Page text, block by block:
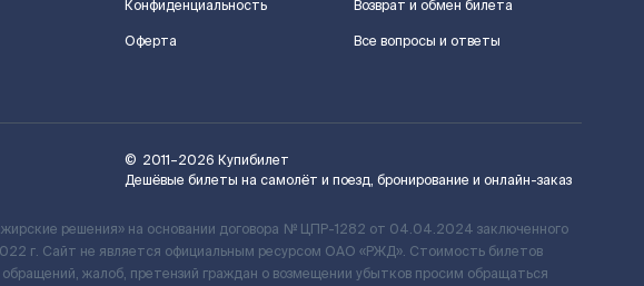
Конфиденциальность
Оферта
Возврат и обмен билета
Все вопросы и ответы
© 2011–2026 Купибилет
Дешёвые билеты на самолёт и поезд, бронирование и онлайн-заказ
решения» на основании договора № ЦПР-1282 от 04.04.2024 заключенного
г. Сайт не является официальным ресурсом ОАО «РЖД». Стоимость билетов
жалоб, претензий граждан о возмещении убытков просим обращаться